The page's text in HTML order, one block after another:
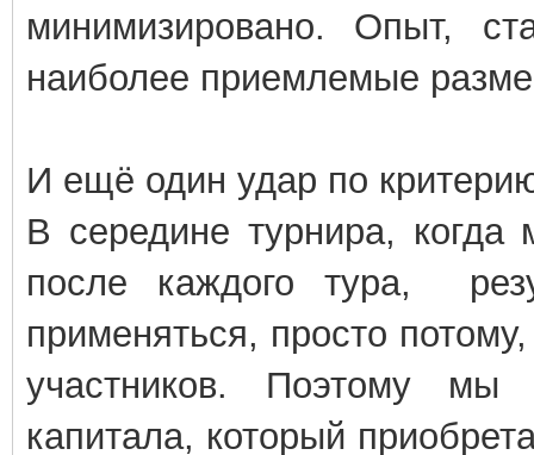
минимизировано. Опыт,
наиболее приемлемые
И ещё один удар по
В середине турнира,
после каждого тура,
применяться, просто
участников. Поэтому мы
капитала, который